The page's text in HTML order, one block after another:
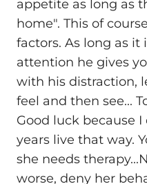
appetite as long as
home". This of
factors. As long as
attention he gives
with his distraction,
feel and then see...
Good luck because
years live that way.
she needs
worse, deny her